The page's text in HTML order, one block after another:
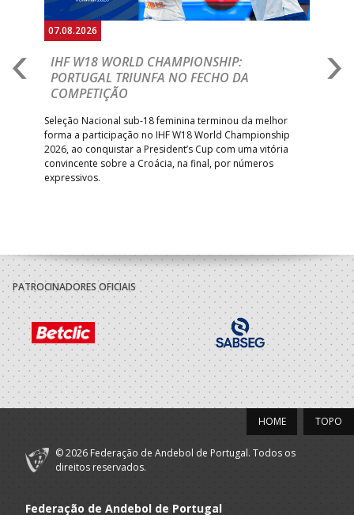
07.08.2026
IHF W18 WORLD CHAMPIONSHIP:
PORTUGAL TRIUNFA NO FECHO DA
COMPETIÇÃO
Seleção Nacional sub-18 feminina terminou da melhor
forma a participação no IHF W18 World Championship
2026, ao conquistar a President’s Cup com uma vitória
convincente sobre a Croácia, na final, por números
expressivos.
PATROCINADORES OFICIAIS
TOPO
HOME
© 2026 Federação de Andebol de Portugal. Todos os
direitos reservados.
Federação de Andebol de Portugal